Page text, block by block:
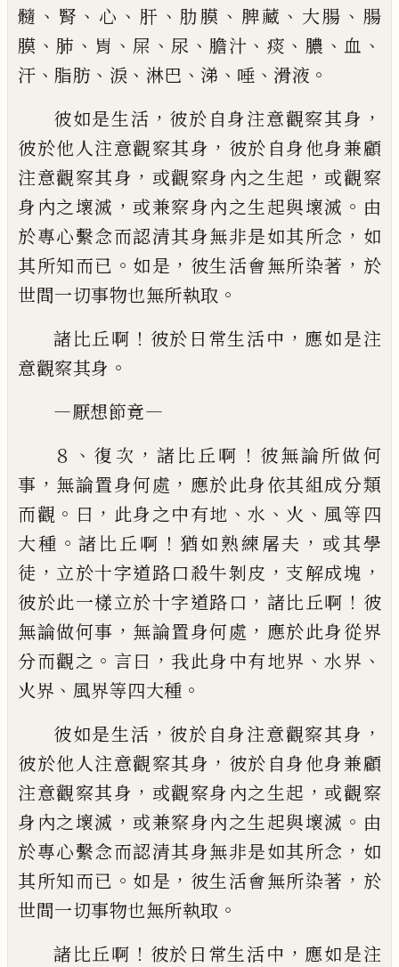
髓 、 腎 、 心 、 肝 、 肋膜 、 脾藏 、 大腸 、 腸
膜 、 肺 、 胃 、 屎 、 尿 、 膽汁 、 痰 、 膿 、血 、
汗 、 脂肪 、 淚 、 淋巴 、 涕 、 唾 、 滑液 。
彼如是生活 ， 彼於自身注意觀察其身 ，
彼於他人注意觀察其身 ， 彼於自身他身兼顧
注意觀察其身 ， 或觀察身內之生起 ， 或觀察
身內之壞滅 ， 或兼察身內之生起與壞滅 。 由
於專心繫念而認清其身無非是如其所念 ， 如
其所知而已 。 如是 ， 彼生活會無所染著 ， 於
世間一切事物也無所執取 。
諸比丘啊 ！ 彼於日常生活中 ， 應如是注
意觀察其身 。
—厭想節竟—
８ 、復次 ， 諸比丘啊 ！ 彼無論所做何
事 ， 無論置身何處 ， 應於此身依其組成分類
而觀 。 曰 ， 此身之中有地 、水 、 火 、 風等四
大種 。諸比丘啊 ！猶如熟練屠夫 ， 或其學
徒 ， 立於十字道路口殺牛剝皮 ， 支解成塊 ，
彼於此一樣立於十字道路口 ， 諸比丘啊 ！ 彼
無論做何事 ， 無論置身何處 ， 應於此身從界
分而觀之 。 言曰 ， 我此身中有地界 、水界 、
火界 、 風界等四大種 。
彼如是生活 ， 彼於自身注意觀察其身 ，
彼於他人注意觀察其身 ， 彼於自身他身兼顧
注意觀察其身 ， 或觀察身內之生起 ， 或觀察
身內之壞滅 ， 或兼察身內之生起與壞滅 。 由
於專心繫念而認清其身無非是如其所念 ， 如
其所知而已 。 如是 ， 彼生活會無所染著 ， 於
世間一切事物也無所執取 。
諸比丘啊 ！ 彼於日常生活中 ， 應如是注